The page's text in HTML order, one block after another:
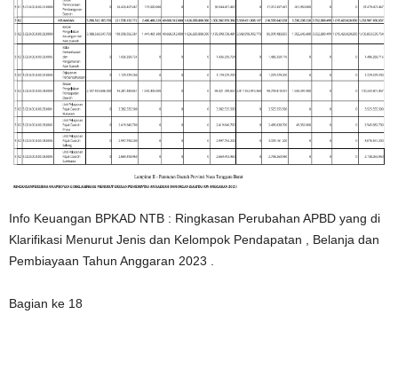
Info Keuangan BPKAD NTB : Ringkasan Perubahan APBD yang di
Klarifikasi Menurut Jenis dan Kelompok Pendapatan , Belanja dan
Pembiayaan Tahun Anggaran 2023 .
Bagian ke 18